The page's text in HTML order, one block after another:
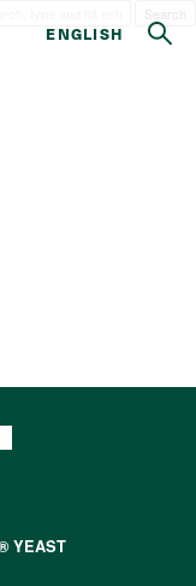
ENGLISH
YEAST